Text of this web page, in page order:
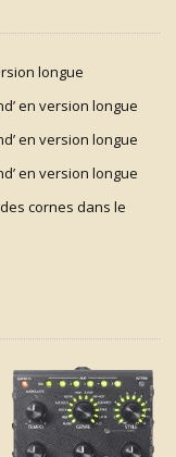
longue
en version longue
en version longue
en version longue
cornes dans le